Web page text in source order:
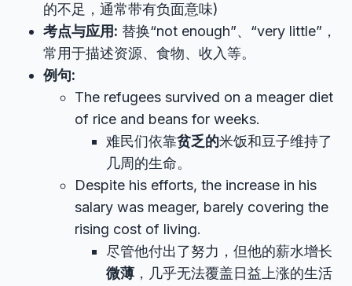
的不足，通常带有负面意味)
考点与应用: 替换“not enough”、“very little”，
常用于描述资源、食物、收入等。
例句:
The refugees survived on a meager diet
of rice and beans for weeks.
难民们依靠贫乏的米饭和豆子维持了
几周的生命。
Despite his efforts, the increase in his
salary was meager, barely covering the
rising cost of living.
尽管他付出了努力，但他的薪水增长
微薄 ，几乎无法覆盖日益上涨的生活